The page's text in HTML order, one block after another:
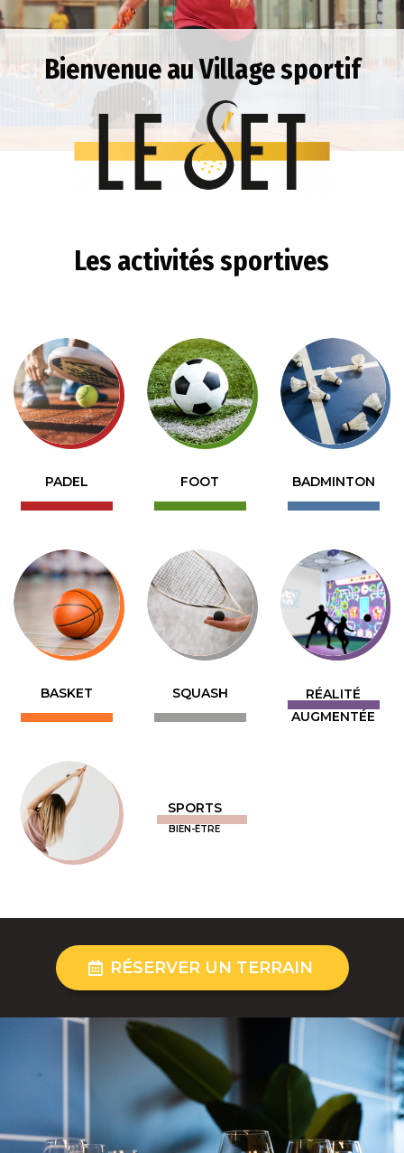
Bienvenue au Village sportif
Les activités sportives
PADEL FOOT BADMINTON
BASKET SQUASH
RÉALITÉ
AUGMENTÉE
SPORTS
BIEN-ÊTRE
RÉSERVER UN TERRAIN